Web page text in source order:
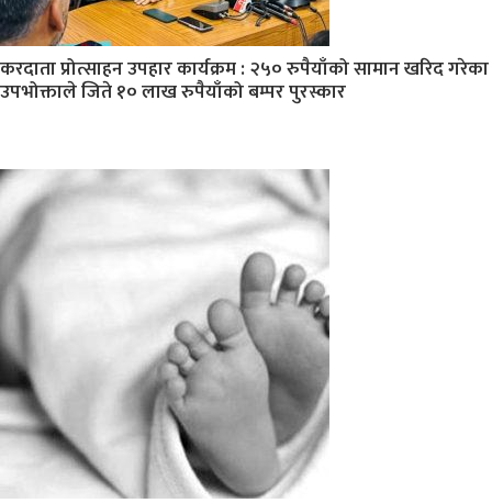
करदाता प्रोत्साहन उपहार कार्यक्रम : २५० रुपैयाँको सामान खरिद गरेका
उपभोक्ताले जिते १० लाख रुपैयाँको बम्पर पुरस्कार